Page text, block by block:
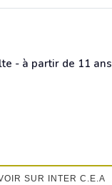
- à partir de 11 ans
SUR INTER C.E.A